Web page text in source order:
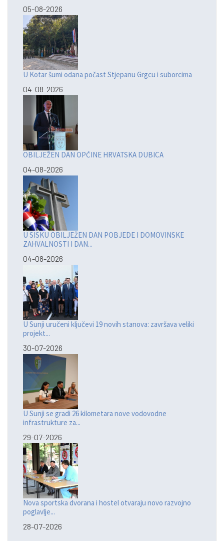
05-08-2026
U Kotar šumi odana počast Stjepanu Grgcu i suborcima
04-08-2026
OBILJEŽEN DAN OPĆINE HRVATSKA DUBICA
04-08-2026
U SISKU OBILJEŽEN DAN POBJEDE I DOMOVINSKE
ZAHVALNOSTI I DAN...
04-08-2026
U Sunji uručeni ključevi 19 novih stanova: završava veliki
projekt...
30-07-2026
U Sunji se gradi 26 kilometara nove vodovodne
infrastrukture za...
29-07-2026
Nova sportska dvorana i hostel otvaraju novo razvojno
poglavlje...
28-07-2026